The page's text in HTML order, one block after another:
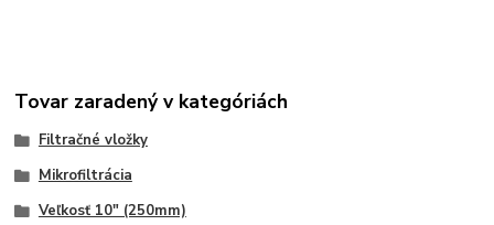
Tovar zaradený v kategóriách
Filtračné vložky
Mikrofiltrácia
Veľkosť 10" (250mm)